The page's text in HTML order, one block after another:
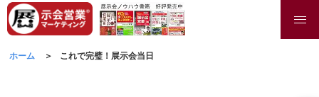
ホーム これで完璧！展示会当日